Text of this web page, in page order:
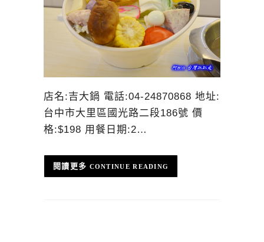
店名:吉大鍋 電話:04-24870868 地址:
台中市大里區國光路二段186號 價
格:$198 用餐日期:2…
CONTINUE READING